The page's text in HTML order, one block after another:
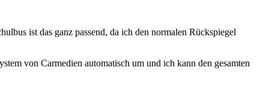
ist das ganz passend, da ich den normalen Rückspiegel
von Carmedien automatisch um und ich kann den gesamten